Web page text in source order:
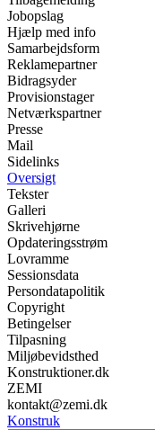
Jobopslag
Hjælp med info
Samarbejdsform
Reklamepartner
Bidragsyder
Provisionstager
Netværkspartner
Presse
Mail
Sidelinks
Oversigt
Tekster
Galleri
Skrivehjørne
Opdateringsstrøm
Lovramme
Sessionsdata
Persondatapolitik
Copyright
Betingelser
Tilpasning
Miljøbevidsthed
Konstruktioner.dk
ZEMI
kontakt@zemi.dk
Konstruk